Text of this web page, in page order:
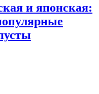
и японская: